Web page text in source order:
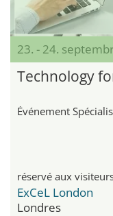
23. - 24.
Technology
Événement
réservé aux
ExCeL London
Londres